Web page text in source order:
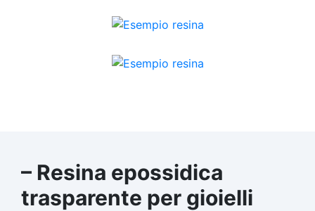
– Resina epossidica
trasparente per gioielli